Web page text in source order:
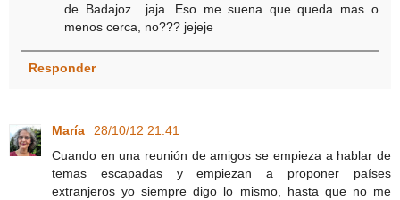
de Badajoz.. jaja. Eso me suena que queda mas o
menos cerca, no??? jejeje
Responder
María
28/10/12 21:41
Cuando en una reunión de amigos se empieza a hablar de
temas escapadas y empiezan a proponer países
extranjeros yo siempre digo lo mismo, hasta que no me